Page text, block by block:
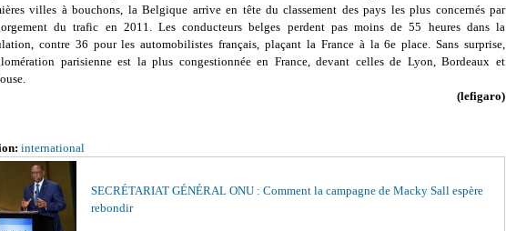
villes à bouchons, la Belgique arrive en tête du classement des pays les plus concernés par
du trafic en 2011. Les conducteurs belges perdent pas moins de 55 heures dans la
contre 36 pour les automobilistes français, plaçant la France à la 6e place. Sans surprise,
parisienne est la plus congestionnée en France, devant celles de Lyon, Bordeaux et
(lefigaro)
international
SECRÉTARIAT GÉNÉRAL ONU : Comment la campagne de Macky Sall espère
rebondir